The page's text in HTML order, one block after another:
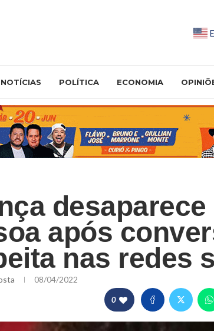
NOTÍCIAS POLÍTICA ECONOMIA
após
nas redes
08/04/2022
0